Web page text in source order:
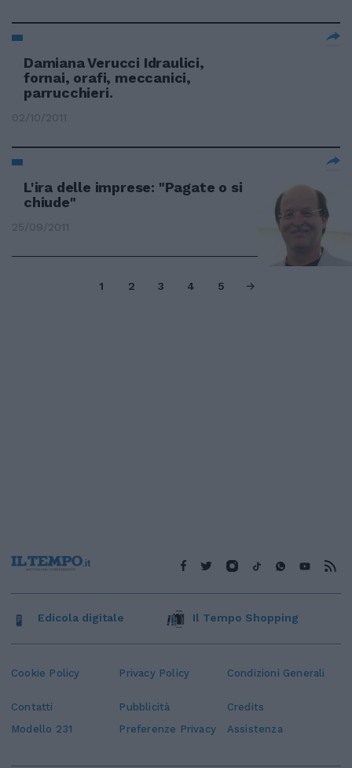
Damiana Verucci Idraulici,
fornai, orafi, meccanici,
parrucchieri.
02/10/2011
L'ira delle imprese: "Pagate o si
chiude"
25/09/2011
1 2 3 4 5
Cookie Policy Privacy Policy Condizioni Generali
Contatti Pubblicità
Credits
Modello 231
Preferenze Privacy Assistenza
Edicola digitale Il Tempo Shopping